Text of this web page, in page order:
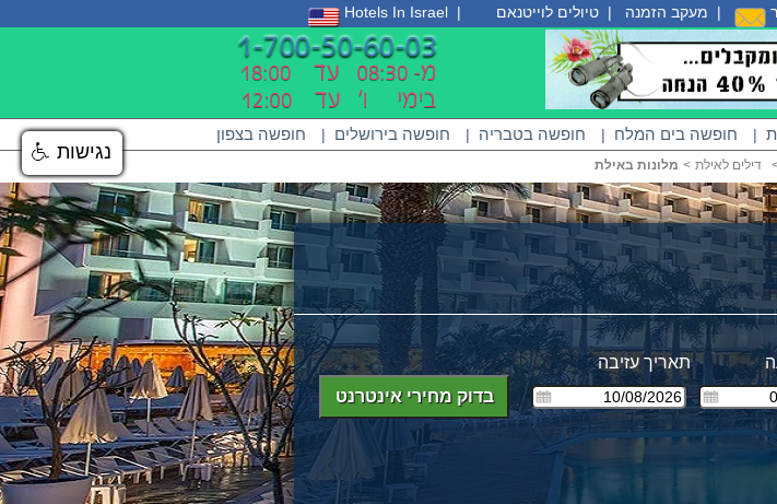
Hotels In Israel| טיולים לוייטנאם| מעקב הזמנה |
חופשה בצפון | חופשה בירושלים | חופשה בטבריה | חופשה בים המלח |
מלונות באילת < דילים לאילת
תאריך עזיבה
בדוק מחירי אינטרנט
נגישות
נגישות